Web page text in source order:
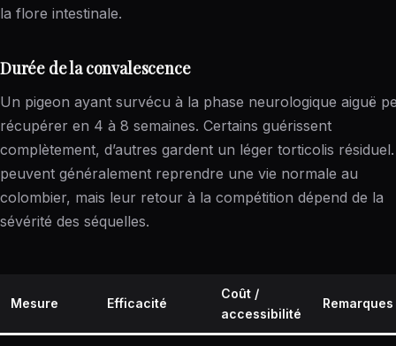
la flore intestinale.
Durée de la convalescence
Un pigeon ayant survécu à la phase neurologique aiguë
récupérer en 4 à 8 semaines. Certains guérissent
complètement, d’autres gardent un léger torticolis
peuvent généralement reprendre une vie normale au
colombier, mais leur retour à la compétition dépend de la
sévérité des séquelles.
Mesure Efficacité
Coût /
accessibilité
Remarques